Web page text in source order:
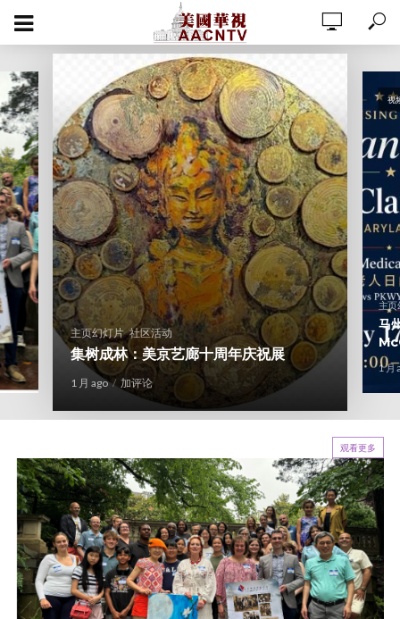
主页幻灯片,社区活动
集树成林：美京艺廊十周年庆祝展
1 月 ago 加评论
视
主页
马
1 月
观看更多